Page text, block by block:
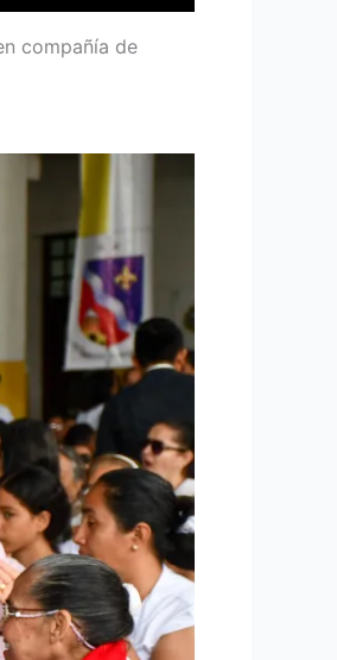
compañía de